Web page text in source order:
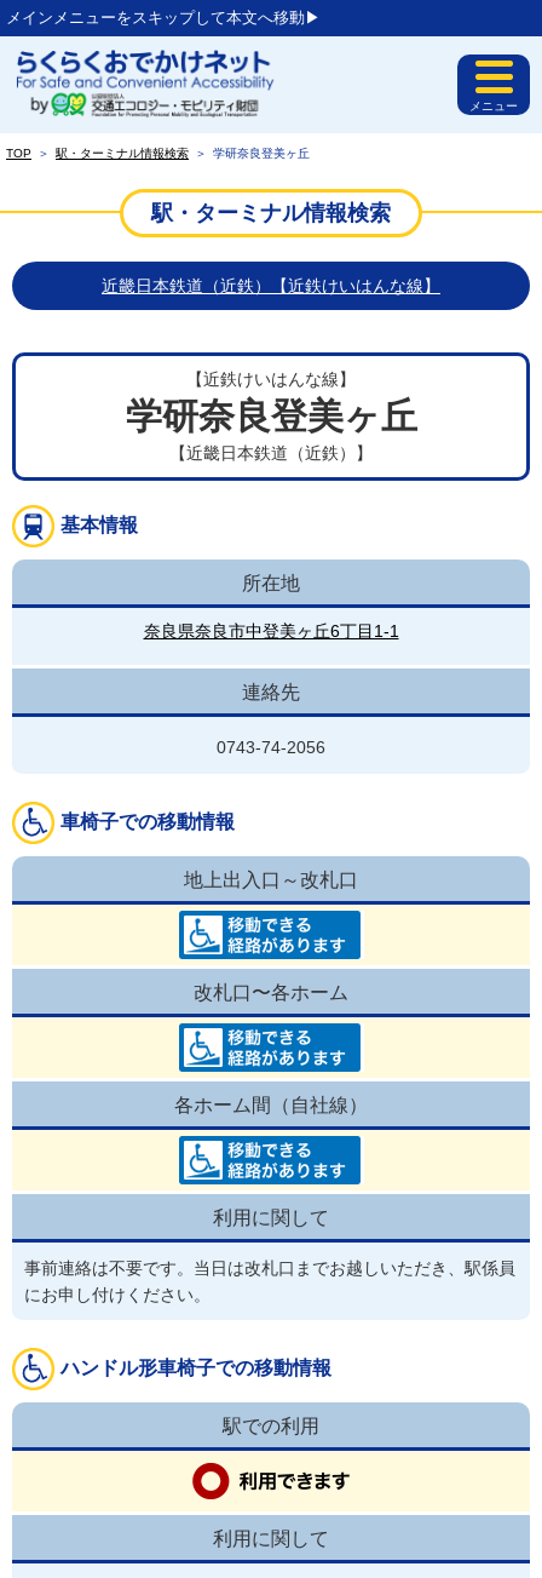
メインメニューをスキップして本文へ移動▶︎
メニュー
TOP ＞ 駅・ターミナル情報検索 ＞ 学研奈良登美ヶ丘
駅・ターミナル情報検索
近畿日本鉄道（近鉄）【近鉄けいはんな線】
【近鉄けいはんな線】
学研奈良登美ヶ丘
【近畿日本鉄道（近鉄）】
基本情報
所在地
奈良県奈良市中登美ヶ丘6丁目1-1
連絡先
0743-74-2056
車椅子での移動情報
地上出入口～改札口
改札口〜各ホーム
各ホーム間（自社線）
利用に関して
事前連絡は不要です。当日は改札口までお越しいただき、駅係員
にお申し付けください。
ハンドル形車椅子での移動情報
駅での利用
利用に関して